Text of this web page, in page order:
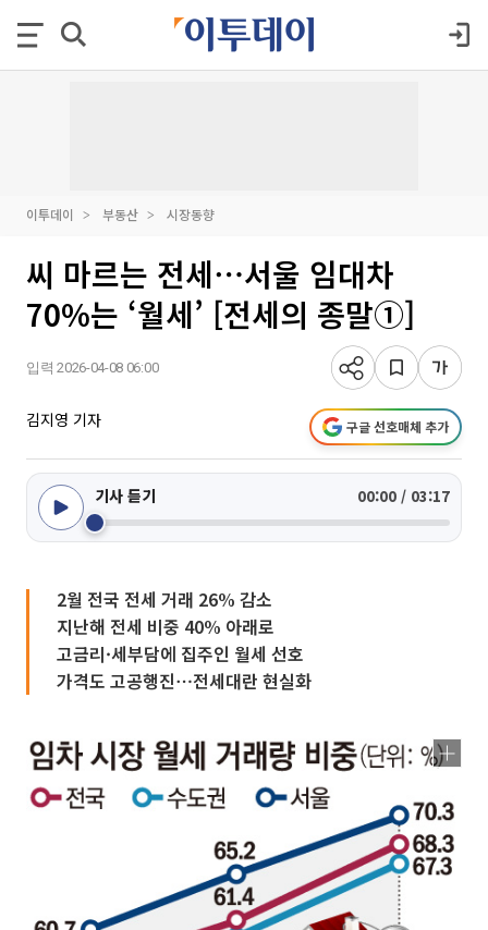
이투데이 부동산 시장동향
씨 마르는 전세⋯서울 임대차
70%는 ‘월세’ [전세의 종말①]
입력 2026-04-08 06:00
김지영 기자 구글 선호매체 추가
기사 듣기 00:00 / 03:17
2월 전국 전세 거래 26% 감소
지난해 전세 비중 40% 아래로
고금리·세부담에 집주인 월세 선호
가격도 고공행진⋯전세대란 현실화